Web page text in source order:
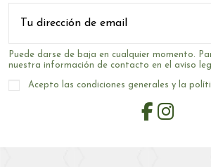
Puede darse de baja en cualquier momento.
nuestra información de contacto en el aviso
Acepto las condiciones generales y la